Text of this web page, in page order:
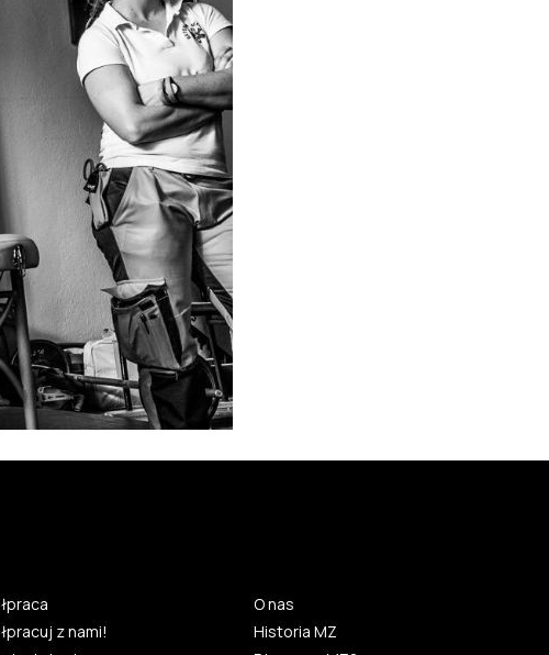
z nami!
O nas
Historia MZ